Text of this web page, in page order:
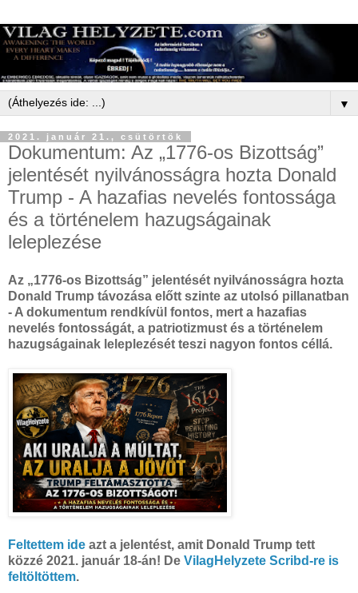
▼
2021. január 21., csütörtök
Dokumentum: Az „1776-os Bizottság”
jelentését nyilvánosságra hozta Donald
Trump - A hazafias nevelés fontossága
és a történelem hazugságainak
leleplezése
Az „1776-os Bizottság” jelentését nyilvánosságra hozta
Donald Trump távozása előtt szinte az utolsó pillanatban
- A dokumentum rendkívül fontos, mert a hazafias
nevelés fontosságát, a patriotizmust és a történelem
hazugságainak leleplezését teszi nagyon fontos céllá.
Feltettem ide azt a jelentést, amit Donald Trump tett
közzé 2021. január 18-án! De VilagHelyzete Scribd-re is
feltöltöttem.